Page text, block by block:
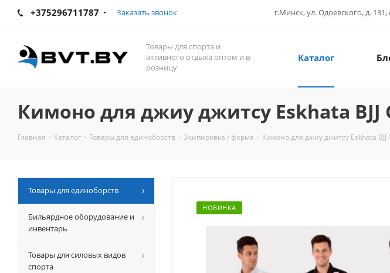
+375296711787 Заказать звонок г.Минск, ул. Одоевского, д.
Товары для спорта и
активного отдыха оптом и в
розницу
Каталог
Кимоно для джиу джитсу Eskhata BJJ
Главная - Каталог - Товары для единоборств - Экипировка / форма - Кимоно для джиу джитсу Eskhata BJJ
НОВИНКА
Товары для единоборств
Бильярдное оборудование и
инвентарь
Товары для силовых видов
спорта